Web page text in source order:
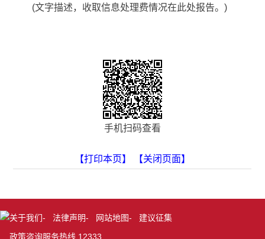
(文字描述，收取信息处理费情况在此处报告。)
手机扫码查看
【打印本页】 【关闭页面】
关于我们- 法律声明- 网站地图- 建议征集
政策咨询服务热线 12333